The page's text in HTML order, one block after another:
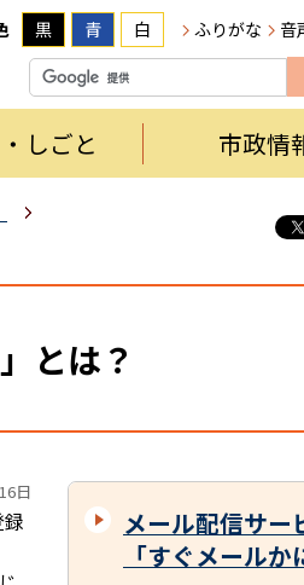
黒 青 白 ふりがな 音
しごと 市政情
とは？
日
メール配信サー
「すぐメールか